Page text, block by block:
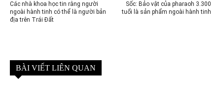
Các nhà khoa học tin rằng người
ngoài hành tinh có thể là người bản
địa trên Trái Đất
Sốc: Bảo vật của pharaoh 3.300
tuổi là sản phẩm ngoài hành tinh
BÀI VIẾT LIÊN QUAN